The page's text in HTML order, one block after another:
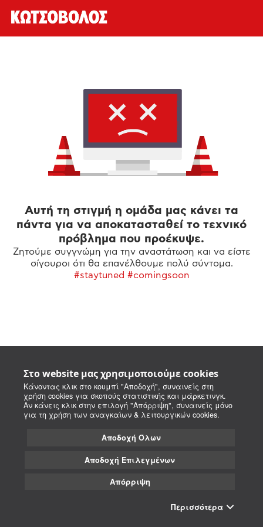
Στο website μας χρησιμοποιούμε cookies
Κάνοντας κλικ στο κουμπί "Αποδοχή", συναινείς στη
χρήση cookies για σκοπούς στατιστικής και μάρκετινγκ.
Αν κάνεις κλικ στην επιλογή "Απόρριψη", συναινείς μόνο
για τη χρήση των αναγκαίων & λειτουργικών cookies.
Αποδοχή Όλων
Αποδοχή Επιλεγμένων
Απόρριψη
Περισσότερα
Αυτή τη στιγμή η ομάδα μας κάνει τα
πάντα για να αποκατασταθεί το τεχνικό
πρόβλημα που προέκυψε.
Ζητούμε συγγνώμη για την αναστάτωση και να είστε
σίγουροι ότι θα επανέλθουμε πολύ σύντομα.
#staytuned #comingsoon